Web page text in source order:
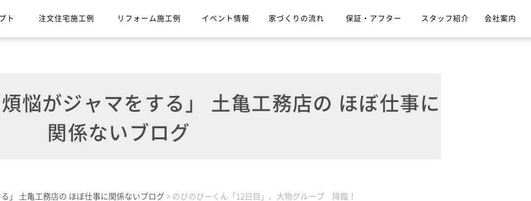
ト 注文住宅施工例 リフォーム施工例 イベント情報 家づくりの流れ 保証・アフター スタッフ紹介 会社案内
悩がジャマをする」 土亀工務店の ほぼ仕事に
関係ないブログ
」 土亀工務店の ほぼ仕事に関係ないブログ > のびのびーくん「12日目」、大物グループ 降臨！